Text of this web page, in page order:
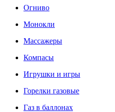
Огниво
Монокли
Массажеры
Компасы
Игрушки и игры
Горелки газовые
Газ в баллонах